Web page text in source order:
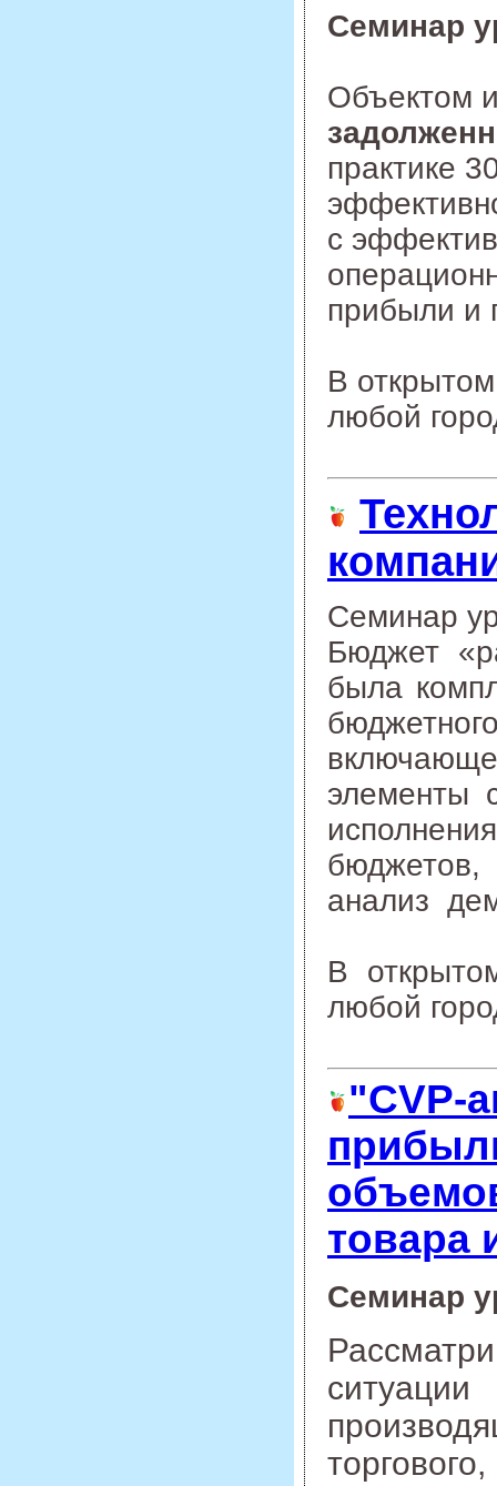
Семинар
Объектом
практике
с
прибыли и
В
любой
Семинар
Бюджет
была
элементы
анализ
В
любой
"CVP-
товара
Семинар